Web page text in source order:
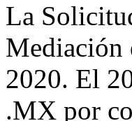
La
Mediación
2020. El
.MX por